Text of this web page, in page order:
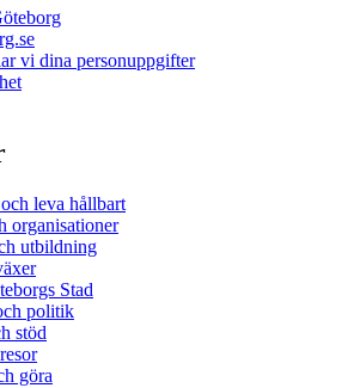
vi dina personuppgifter
leva hållbart
organisationer
utbildning
Stad
politik
stöd
göra